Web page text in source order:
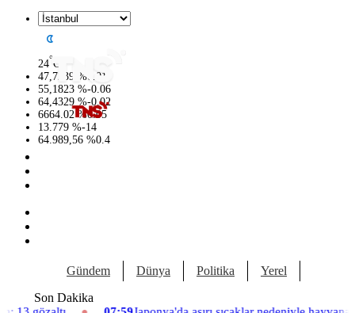
24°C
47,7239 %0.01
55,1823 %-0.06
64,4329 %-0.02
6664.02 %0.05
13.779 %-14
64.989,56 %0.4
Gündem Dünya Politika Yerel
Son Dakika